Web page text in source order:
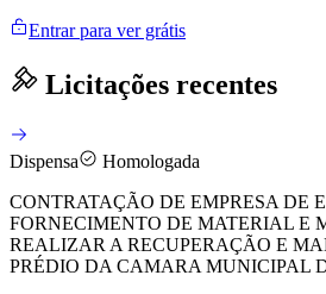
Entrar para ver grátis
Licitações recentes
Dispensa
Homologada
CONTRATAÇÃO DE EMPRESA DE
FORNECIMENTO DE MATERIAL E
REALIZAR A RECUPERAÇÃO E
PRÉDIO DA CAMARA MUNICIPAL